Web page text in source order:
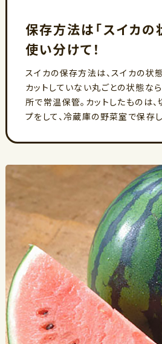
保存方法は「スイカの
使い分けて！
スイカの保存方法は、スイカの状
カットしていない丸ごとの状態な
所で常温保管。カットしたものは
プをして、冷蔵庫の野菜室で保存し